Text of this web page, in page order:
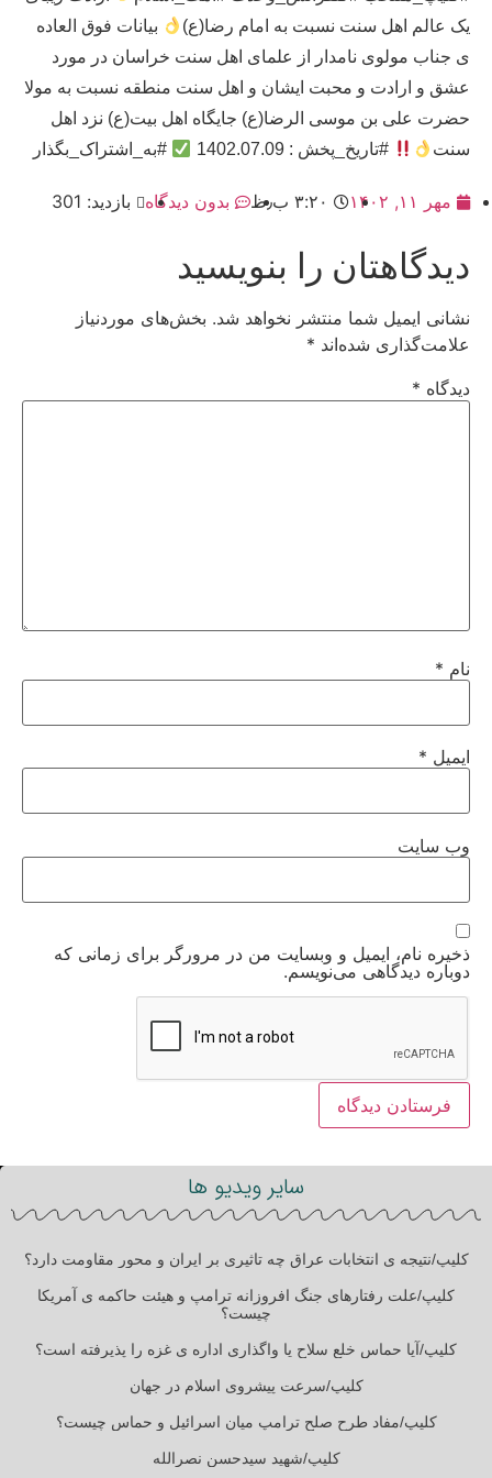
یک عالم اهل سنت نسبت به امام رضا(ع)
بیانات فوق العاده
ی جناب مولوی نامدار از علمای اهل سنت خراسان در مورد
عشق و ارادت و محبت ایشان و اهل سنت منطقه نسبت به مولا
حضرت علی بن موسی الرضا(ع) جایگاه اهل بیت(ع) نزد اهل
سنت
#تاریخ_پخش : 1402.07.09 #به_اشتراک_بگذار
مهر ۱۱, ۱۴۰۲ ۳:۲۰ ب٫ظ بدون دیدگاه بازدید: 301
دیدگاهتان را بنویسید
نشانی ایمیل شما منتشر نخواهد شد. بخش‌های موردنیاز
علامت‌گذاری شده‌اند *
دیدگاه *
نام *
ایمیل *
وب‌ سایت
ذخیره نام، ایمیل و وبسایت من در مرورگر برای زمانی که
دوباره دیدگاهی می‌نویسم.
سایر ویدیو ها
کلیپ/نتیجه ی انتخابات عراق چه تاثیری بر ایران و محور مقاومت دارد؟
کلیپ/علت رفتارهای جنگ افروزانه ترامپ و هیئت حاکمه ی آمریکا
چیست؟
کلیپ/آیا حماس خلع سلاح یا واگذاری اداره ی غزه را پذیرفته است؟
کلیپ/سرعت پیشروی اسلام در جهان
کلیپ/مفاد طرح صلح ترامپ میان اسرائیل و حماس چیست؟
کلیپ/شهید سیدحسن نصرالله